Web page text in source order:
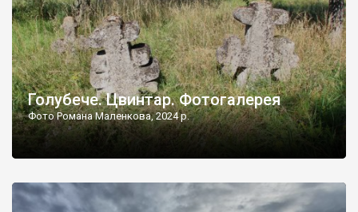
Голубече. Цвинтар. Фотогалерея
Фото Романа Маленкова, 2024 р.